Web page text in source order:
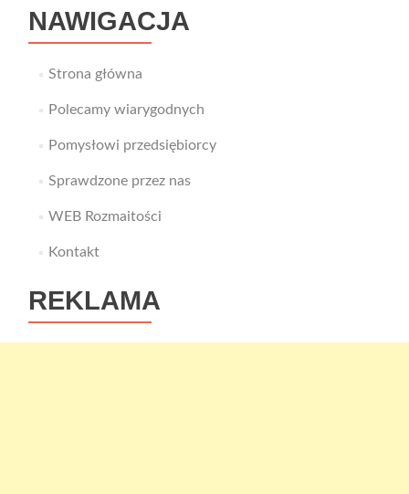
NAWIGACJA
Strona główna
Polecamy wiarygodnych
Pomysłowi przedsiębiorcy
Sprawdzone przez nas
WEB Rozmaitości
Kontakt
REKLAMA